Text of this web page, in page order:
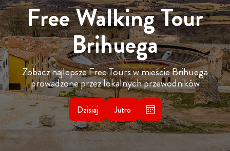
Free Walking Tour
Brihuega
Zobacz najlepsze Free Tours w mieście Brihuega
prowadzone przez lokalnych przewodników
Dzisiaj Jutro